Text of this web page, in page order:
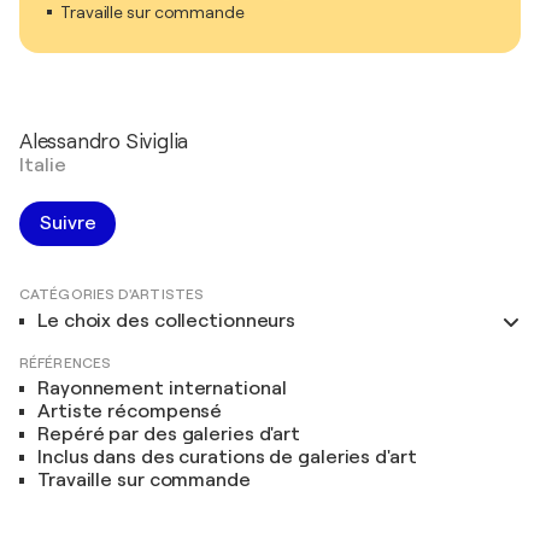
Travaille sur commande
Alessandro Siviglia
Italie
Suivre
CATÉGORIES D'ARTISTES
Le choix des collectionneurs
RÉFÉRENCES
Rayonnement international
Artiste récompensé
Repéré par des galeries d'art
Inclus dans des curations de galeries d'art
Travaille sur commande